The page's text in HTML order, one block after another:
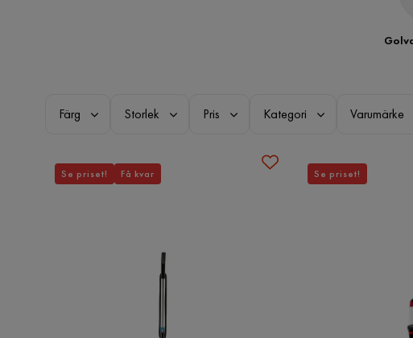
Färg Storlek Pris Kategori Varumärke
Se priset! Få kvar Se priset!